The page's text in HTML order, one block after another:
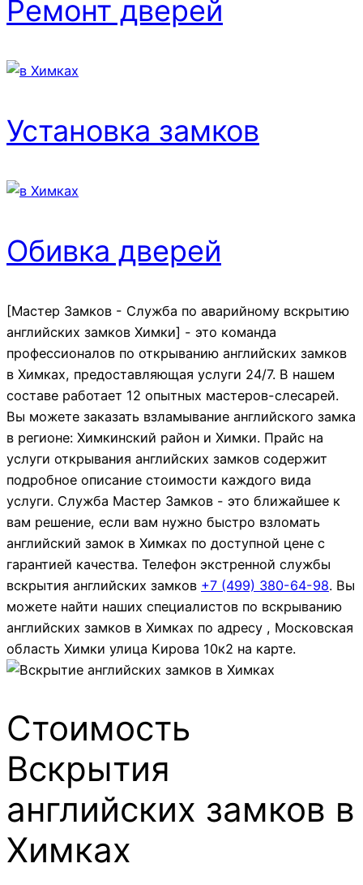
Ремонт дверей
Установка замков
Обивка дверей
[Мастер Замков - Служба по аварийному вскрытию
английских замков Химки] - это команда
профессионалов по открыванию английских замков
в Химках, предоставляющая услуги 24/7. В нашем
составе работает 12 опытных мастеров-слесарей.
Вы можете заказать взламывание английского замка
в регионе: Химкинский район и Химки. Прайс на
услуги открывания английских замков содержит
подробное описание стоимости каждого вида
услуги. Служба Мастер Замков - это ближайшее к
вам решение, если вам нужно быстро взломать
английский замок в Химках по доступной цене с
гарантией качества. Телефон экстренной службы
вскрытия английских замков +7 (499) 380-64-98. Вы
можете найти наших специалистов по вскрыванию
английских замков в Химках по адресу , Московская
область Химки улица Кирова 10к2 на карте.
Стоимость
Вскрытия
английских замков в
Химках